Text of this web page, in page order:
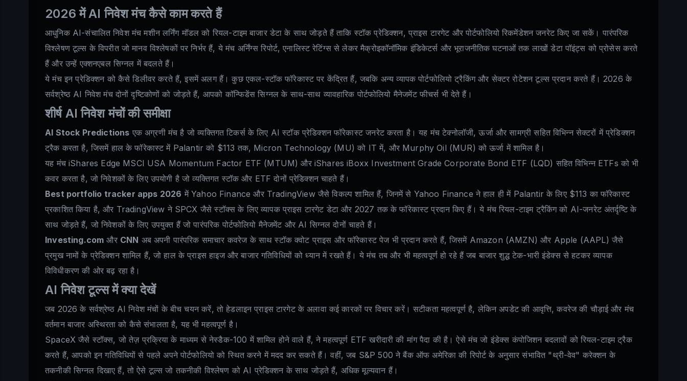
2026 में AI निवेश मंच कैसे काम करते हैं
आधुनिक AI-संचालित निवेश मंच मशीन लर्निंग मॉडल को रियल-टाइम बाजार डेटा के साथ जोड़ते हैं ताकि स्टॉक प्रेडिक्शन, प्राइस टारगेट और पोर्टफोलियो रिकमेंडेशन जनरेट किए जा सकें। पारंपरिक
विश्लेषण टूल्स के विपरीत जो मानव विश्लेषकों पर निर्भर हैं, ये मंच अर्निंग्स रिपोर्ट, एनालिस्ट रेटिंग्स से लेकर मैक्रोइकॉनॉमिक इंडिकेटर्स और भूराजनीतिक घटनाओं तक लाखों डेटा पॉइंट्स को प्रोसेस करते
हैं और उन्हें एक्शनएबल सिग्नल में बदलते हैं।
ये मंच इन प्रेडिक्शन को कैसे डिलीवर करते हैं, इसमें अलग हैं। कुछ एकल-स्टॉक फॉरेकास्ट पर केंद्रित हैं, जबकि अन्य व्यापक पोर्टफोलियो ट्रैकिंग और सेक्टर रोटेशन टूल्स प्रदान करते हैं। 2026 के
सर्वश्रेष्ठ AI निवेश मंच दोनों दृष्टिकोणों को जोड़ते हैं, आपको कॉन्फिडेंस सिग्नल के साथ-साथ व्यावहारिक पोर्टफोलियो मैनेजमेंट फीचर्स भी देते हैं।
शीर्ष AI निवेश मंचों की समीक्षा
AI Stock Predictions एक अग्रणी मंच है जो व्यक्तिगत टिकर्स के लिए AI स्टॉक प्रेडिक्शन फॉरेकास्ट जनरेट करता है। यह मंच टेक्नोलॉजी, ऊर्जा और सामग्री सहित विभिन्न सेक्टरों में प्रेडिक्शन
ट्रैक करता है, जिसमें हाल के फॉरेकास्ट में Palantir को $113 तक, Micron Technology (MU) को IT में, और Murphy Oil (MUR) को ऊर्जा में शामिल है।
यह मंच iShares Edge MSCI USA Momentum Factor ETF (MTUM) और iShares iBoxx Investment Grade Corporate Bond ETF (LQD) सहित विभिन्न ETFs को भी
कवर करता है, जो निवेशकों के लिए उपयोगी है जो व्यक्तिगत स्टॉक और ETF दोनों प्रेडिक्शन चाहते हैं।
Best portfolio tracker apps 2026 में Yahoo Finance और TradingView जैसे विकल्प शामिल हैं, जिनमें से Yahoo Finance ने हाल ही में Palantir के लिए $113 का फॉरेकास्ट
प्रकाशित किया है, और TradingView ने SPCX जैसे स्टॉक्स के लिए व्यापक प्राइस टारगेट डेटा और 2027 तक के फॉरेकास्ट प्रदान किए हैं। ये मंच रियल-टाइम ट्रैकिंग को AI-जनरेट अंतर्दृष्टि के
साथ जोड़ते हैं, जो निवेशकों के लिए उपयुक्त हैं जो पारंपरिक पोर्टफोलियो मैनेजमेंट और AI सिग्नल दोनों चाहते हैं।
Investing.com और CNN अब अपनी पारंपरिक समाचार कवरेज के साथ स्टॉक क्वोट प्राइस और फॉरेकास्ट पेज भी प्रदान करते हैं, जिसमें Amazon (AMZN) और Apple (AAPL) जैसे
प्रमुख नामों के प्रेडिक्शन शामिल हैं, जो हाल के प्राइस हाइज और बाजार गतिविधियों को ध्यान में रखते हैं। ये मंच तब और भी महत्वपूर्ण हो रहे हैं जब बाजार शुद्ध टेक-भारी इंडेक्स से हटकर व्यापक
विविधीकरण की ओर बढ़ रहा है।
AI निवेश टूल्स में क्या देखें
जब 2026 के सर्वश्रेष्ठ AI निवेश मंचों के बीच चयन करें, तो हेडलाइन प्राइस टारगेट के अलावा कई कारकों पर विचार करें। सटीकता महत्वपूर्ण है, लेकिन अपडेट की आवृत्ति, कवरेज की चौड़ाई और मंच
वर्तमान बाजार अस्थिरता को कैसे संभालता है, यह भी महत्वपूर्ण है।
SpaceX जैसे स्टॉक्स, जो तेज़ प्रक्रिया के माध्यम से नेस्डैक-100 में शामिल होने वाले हैं, ने महत्वपूर्ण ETF खरीदारी की मांग पैदा की है। ऐसे मंच जो इंडेक्स कंपोजिशन बदलावों को रियल-टाइम ट्रैक
करते हैं, आपको इन गतिविधियों से पहले अपने पोर्टफोलियो को स्थित करने में मदद कर सकते हैं। वहीं, जब S&P 500 ने बैंक ऑफ अमेरिका की रिपोर्ट के अनुसार संभावित "थ्री-वेव" करेक्शन के
तकनीकी सिग्नल दिखाए हैं, तो ऐसे टूल्स जो तकनीकी विश्लेषण को AI प्रेडिक्शन के साथ जोड़ते हैं, अधिक मूल्यवान हैं।